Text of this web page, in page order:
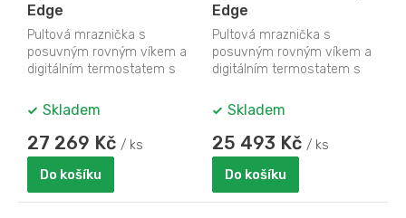
Edge
Pultová mraznička s
posuvným rovným víkem a
digitálním termostatem s
Skladem
27 269 Kč / ks
Do košíku
Edge
Pultová mraznička s
posuvným rovným víkem a
digitálním termostatem s
Skladem
25 493 Kč / ks
Do košíku